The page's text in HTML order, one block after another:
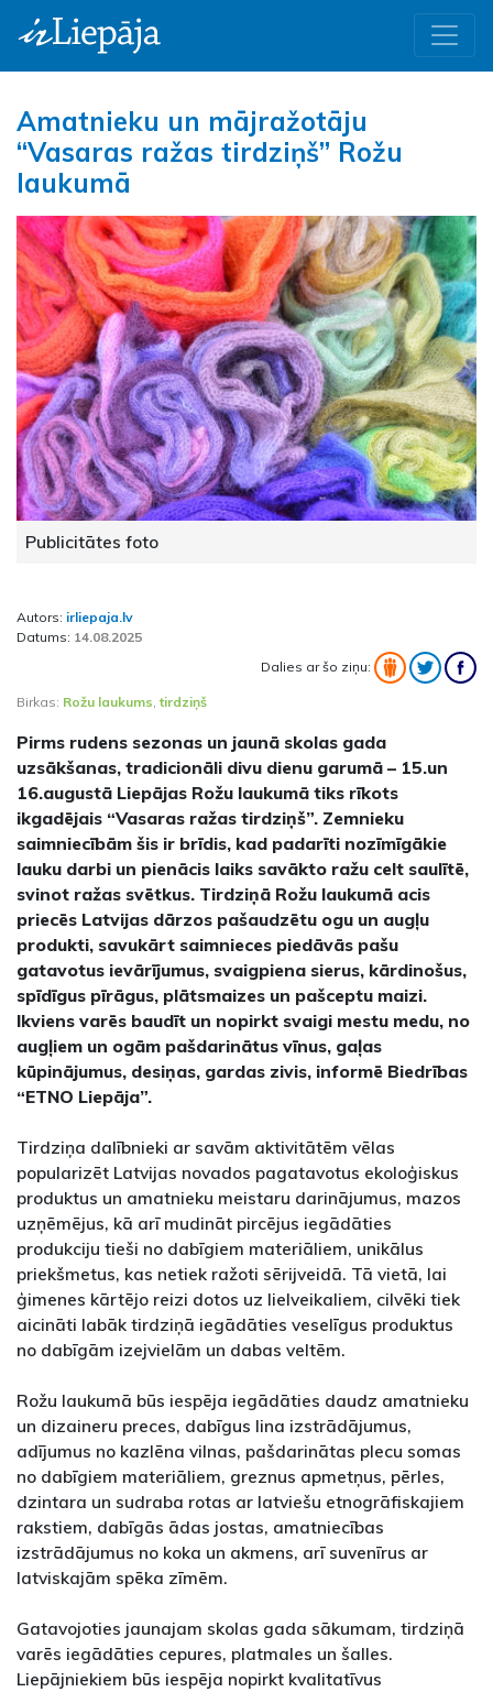
Amatnieku un mājražotāju
“Vasaras ražas tirdziņš” Rožu
laukumā
Publicitātes foto
Autors: irliepaja.lv
Datums: 14.08.2025
Dalies ar šo ziņu:
Birkas: Rožu laukums,tirdziņš
Pirms rudens sezonas un jaunā skolas gada
uzsākšanas, tradicionāli divu dienu garumā – 15.un
16.augustā Liepājas Rožu laukumā tiks rīkots
ikgadējais “Vasaras ražas tirdziņš”. Zemnieku
saimniecībām šis ir brīdis, kad padarīti nozīmīgākie
lauku darbi un pienācis laiks savākto ražu celt saulītē,
svinot ražas svētkus. Tirdziņā Rožu laukumā acis
priecēs Latvijas dārzos pašaudzētu ogu un augļu
produkti, savukārt saimnieces piedāvās pašu
gatavotus ievārījumus, svaigpiena sierus, kārdinošus,
spīdīgus pīrāgus, plātsmaizes un pašceptu maizi.
Ikviens varēs baudīt un nopirkt svaigi mestu medu, no
augļiem un ogām pašdarinātus vīnus, gaļas
kūpinājumus, desiņas, gardas zivis, informē Biedrības
“ETNO Liepāja”.
Tirdziņa dalībnieki ar savām aktivitātēm vēlas
popularizēt Latvijas novados pagatavotus ekoloģiskus
produktus un amatnieku meistaru darinājumus, mazos
uzņēmējus, kā arī mudināt pircējus iegādāties
produkciju tieši no dabīgiem materiāliem, unikālus
priekšmetus, kas netiek ražoti sērijveidā. Tā vietā, lai
ģimenes kārtējo reizi dotos uz lielveikaliem, cilvēki tiek
aicināti labāk tirdziņā iegādāties veselīgus produktus
no dabīgām izejvielām un dabas veltēm.
Rožu laukumā būs iespēja iegādāties daudz amatnieku
un dizaineru preces, dabīgus lina izstrādājumus,
adījumus no kazlēna vilnas, pašdarinātas plecu somas
no dabīgiem materiāliem, greznus apmetņus, pērles,
dzintara un sudraba rotas ar latviešu etnogrāfiskajiem
rakstiem, dabīgās ādas jostas, amatniecības
izstrādājumus no koka un akmens, arī suvenīrus ar
latviskajām spēka zīmēm.
Gatavojoties jaunajam skolas gada sākumam, tirdziņā
varēs iegādāties cepures, platmales un šalles.
Liepājniekiem būs iespēja nopirkt kvalitatīvus